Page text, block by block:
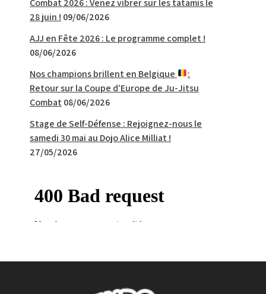
28 juin ! 09/06/2026
AJJ en Fête 2026 : Le programme complet !
08/06/2026
Nos champions brillent en Belgique
:
Retour sur la Coupe d’Europe de Ju-Jitsu
Combat 08/06/2026
Stage de Self-Défense : Rejoignez-nous le
samedi 30 mai au Dojo Alice Milliat !
27/05/2026